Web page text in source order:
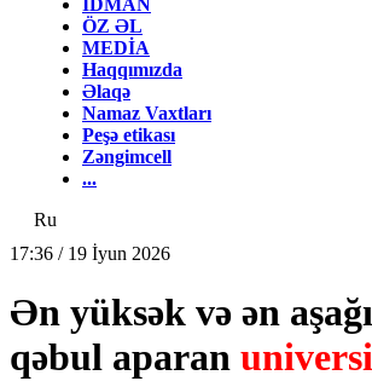
İDMAN
ÖZ ƏL
MEDİA
Haqqımızda
Əlaqə
Namaz Vaxtları
Peşə etikası
Zəngimcell
...
Ru
17:36 / 19 İyun 2026
Ən yüksək və ən
qəbul aparan